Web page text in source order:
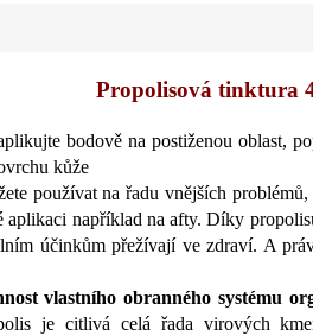
Propolisová tinktura
bodově na postiženou oblast,
kůže
používat na řadu vnějších
aplikaci například na afty. Díky
účinkům přežívají ve zdraví. A
vlastního obranného systému
je citlivá celá řada virových